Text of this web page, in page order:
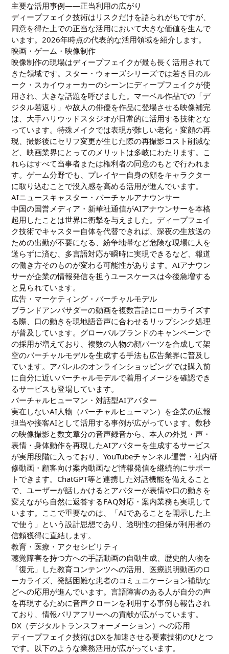
主要な活用事例――正当利用の広がり
ディープフェイク技術はリスクだけを語られがちですが、
同意を得た上での正当な活用において大きな価値を生んで
います。2026年時点の代表的な活用領域を紹介します。
映画・ゲーム・映像制作
映像制作の現場はディープフェイクが最も長く活用されて
きた領域です。スター・ウォーズシリーズでは若き日のル
ーク・スカイウォーカーのシーンにディープフェイクが使
用され、大きな話題を呼びました。マーベル作品での「デ
ジタル若返り」や故人の俳優を作品に登場させる映像補完
は、大手ハリウッドスタジオが日常的に活用する技術とな
っています。特殊メイクでは表現が難しい老化・変顔の再
現、撮影後にセリフ変更が生じた際の再撮影コスト削減な
ど、映画業界にとってのメリットは多岐にわたります。こ
れらはすべて当事者または権利者の同意のもとで行われま
す。ゲーム分野でも、プレイヤー自身の顔をキャラクター
に取り込むことで没入感を高める活用が進んでいます。
AIニュースキャスター・バーチャルアナウンサー
中国の国営メディア・新華社通信がAIアナウンサーを本格
起用したことは世界に衝撃を与えました。ディープフェイ
ク技術でキャスター自体を代替できれば、深夜の生放送の
ための出勤が不要になる、紛争地帯など危険な現場に人を
送らずに済む、多言語対応が瞬時に実現できるなど、報道
の働き方そのものが変わる可能性があります。AIアナウン
サーが企業の情報発信を担うユースケースは今後急増する
と見られています。
広告・マーケティング・バーチャルモデル
ブランドアンバサダーの動画を複数言語にローカライズす
る際、口の動きを現地語音声に合わせるリップシンク処理
が普及しています。グローバルブランドのキャンペーンで
の採用が増えており、複数の人物の顔パーツを合成して架
空のバーチャルモデルを生成する手法も広告業界に普及し
ています。アパレルのオンラインショッピングでは購入前
に自分に近いバーチャルモデルで着用イメージを確認でき
るサービスも登場しています。
バーチャルヒューマン・対話型AIアバター
実在しないAI人物（バーチャルヒューマン）を企業の広報
担当や接客AIとして活用する事例が広がっています。数秒
の映像撮影と数文章分の音声録音から、本人の外見・声・
表情・身体動作を再現したAIアバターを生成するサービス
が実用段階に入っており、YouTubeチャンネル運営・社内研
修動画・顧客向け案内動画など情報発信を継続的にサポー
トできます。ChatGPT等と連携した対話機能を備えること
で、ユーザーが話しかけるとアバターが表情や口の動きを
変えながら自然に返答するFAQ対応・案内業務も実現して
います。ここで重要なのは、「AIであることを開示した上
で使う」という設計思想であり、透明性の担保が利用者の
信頼獲得に直結します。
教育・医療・アクセシビリティ
聴覚障害を持つ方への手話動画の自動生成、歴史的人物を
「復元」した教育コンテンツへの活用、医療説明動画のロ
ーカライズ、発話困難な患者のコミュニケーション補助な
どへの応用が進んでいます。言語障害のある人が自分の声
を再現するために音声クローンを利用する事例も報告され
ており、情報バリアフリーへの貢献が広がっています。
DX（デジタルトランスフォーメーション）への応用
ディープフェイク技術はDXを加速させる要素技術のひとつ
です。以下のような業務活用が広がっています。